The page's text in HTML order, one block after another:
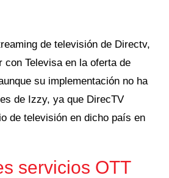
de televisión de Directv,
con Televisa en la oferta de
su implementación no ha
de Izzy, ya que DirecTV
de televisión en dicho país en
servicios OTT